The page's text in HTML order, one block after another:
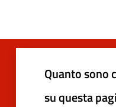
Quanto sono
su questa